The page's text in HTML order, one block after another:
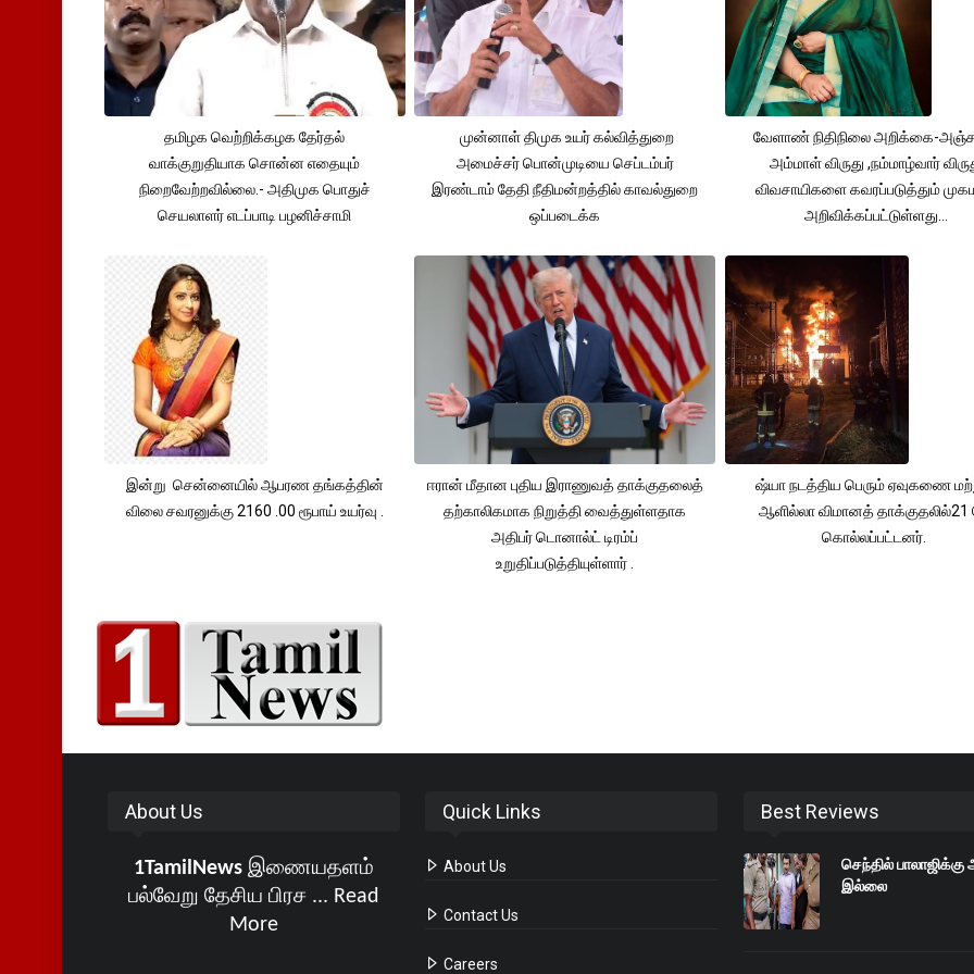
தமிழக வெற்றிக்கழக தேர்தல்
வாக்குறுதியாக சொன்ன எதையும்
நிறைவேற்றவில்லை.- அதிமுக பொதுச்
செயலாளர் எடப்பாடி பழனிச்சாமி
முன்னாள் திமுக உயர் கல்வித்துறை
அமைச்சர் பொன்முடியை செப்டம்பர்
இரண்டாம் தேதி நீதிமன்றத்தில் காவல்துறை
ஒப்படைக்க
வேளாண் நிதிநிலை அறிக்கை-
அம்மாள் விருது ,நம்மாழ்வார்
விவசாயிகளை கவரப்படுத்தும்
அறிவிக்கப்பட்டுள்ளது...
இன்று சென்னையில் ஆபரண தங்கத்தின்
விலை சவரனுக்கு 2160 .00 ரூபாய் உயர்வு .
ஈரான் மீதான புதிய இராணுவத் தாக்குதலைத்
தற்காலிகமாக நிறுத்தி வைத்துள்ளதாக
அதிபர் டொனால்ட் டிரம்ப்
உறுதிப்படுத்தியுள்ளார் .
ஷ்யா நடத்திய பெரும் ஏவுகணை
ஆளில்லா விமானத் தாக்குதலில்21
கொல்லப்பட்டனர்.
About Us
1TamilNewsஇணையதளம்
பல்வேறு தேசிய பிரச ... Read
More
Quick Links
About Us
Contact Us
Careers
Best Reviews
செந்தில்
இல்லை